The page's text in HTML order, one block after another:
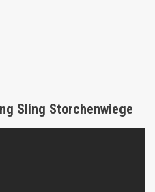
Sling Storchenwiege